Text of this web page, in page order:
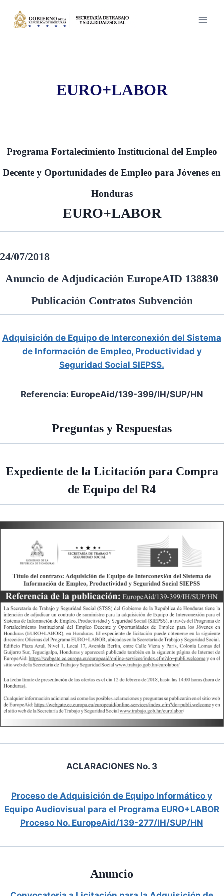
EURO+LABOR
Programa Fortalecimiento Institucional del Empleo
Decente y Oportunidades de Empleo para Jóvenes en
Honduras
EURO+LABOR
24/07/2018
Anuncio de Adjudicación EuropeAID 138830
Publicación Contratos Subvención
Adquisición de Equipo de Interconexión del Sistema
de Información de Empleo, Productividad y
Seguridad Social SIEPSS.
Referencia: EuropeAid/139-399/IH/SUP/HN
Preguntas y Respuestas
Expediente de la Licitación para Compra
de Equipo del R4
ACLARACIONES No. 3
Proceso de Adquisición de Equipo Informático y
Equipo Audiovisual para el Programa EURO+LABOR
Proceso No. EuropeAid/139-277/IH/SUP/HN
Anuncio